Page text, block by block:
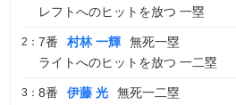
レフトへのヒットを放つ 一塁
2： 7番 村林 一輝
無死一塁
ライトへのヒットを放つ 一二塁
3： 8番 伊藤 光
無死一二塁